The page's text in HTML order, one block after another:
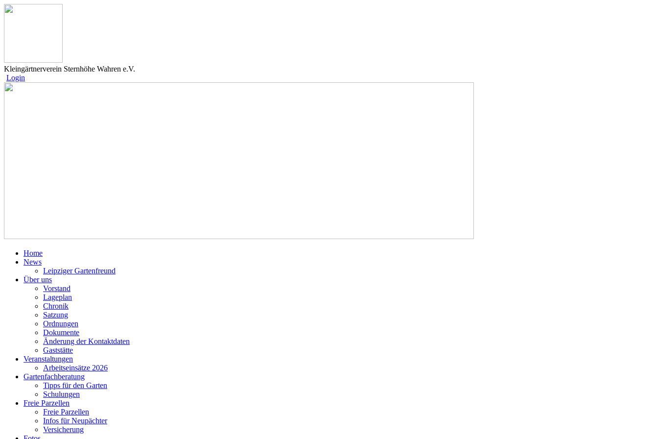
Kleingärtnerverein Sternhöhe Wahren e.V.
Login
Home
News
Leipziger Gartenfreund
Über uns
Vorstand
Lageplan
Chronik
Satzung
Ordnungen
Dokumente
Änderung der Kontaktdaten
Gaststätte
Veranstaltungen
Arbeitseinsätze 2026
Gartenfachberatung
Tipps für den Garten
Schulungen
Freie Parzellen
Freie Parzellen
Infos für Neupächter
Versicherung